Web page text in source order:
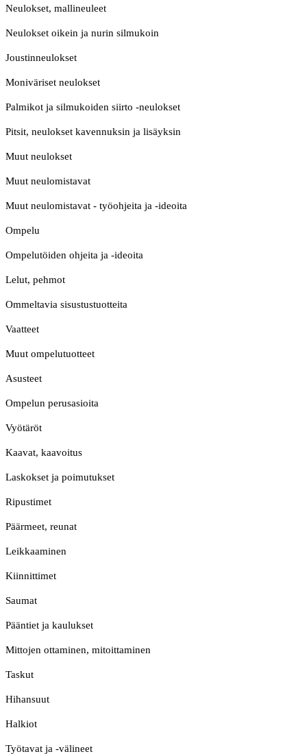
Neulokset, mallineuleet
Neulokset oikein ja nurin silmukoin
Joustinneulokset
Moniväriset neulokset
Palmikot ja silmukoiden siirto -neulokset
Pitsit, neulokset kavennuksin ja lisäyksin
Muut neulokset
Muut neulomistavat
Muut neulomistavat - työohjeita ja -ideoita
Ompelu
Ompelutöiden ohjeita ja -ideoita
Lelut, pehmot
Ommeltavia sisustustuotteita
Vaatteet
Muut ompelutuotteet
Asusteet
Ompelun perusasioita
Vyötäröt
Kaavat, kaavoitus
Laskokset ja poimutukset
Ripustimet
Päärmeet, reunat
Leikkaaminen
Kiinnittimet
Saumat
Pääntiet ja kaulukset
Mittojen ottaminen, mitoittaminen
Taskut
Hihansuut
Halkiot
Työtavat ja -välineet